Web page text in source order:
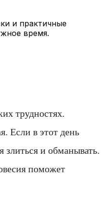
и практичные
время.
трудностях.
Если в этот день
злиться и обманывать.
поможет